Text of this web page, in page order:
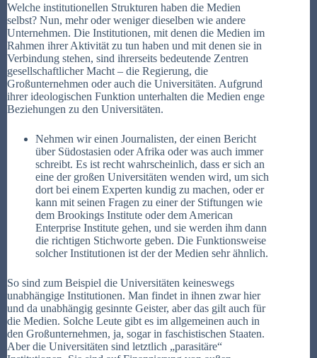
Welche institutionellen Strukturen haben die Medien
selbst? Nun, mehr oder weniger dieselben wie andere
Unternehmen. Die Institutionen, mit denen die Medien im
Rahmen ihrer Aktivität zu tun haben und mit denen sie in
Verbindung stehen, sind ihrerseits bedeutende Zentren
gesellschaftlicher Macht – die Regierung, die
Großunternehmen oder auch die Universitäten. Aufgrund
ihrer ideologischen Funktion unterhalten die Medien enge
Beziehungen zu den Universitäten.
Nehmen wir einen Journalisten, der einen Bericht
über Südostasien oder Afrika oder was auch immer
schreibt. Es ist recht wahrscheinlich, dass er sich an
eine der großen Universitäten wenden wird, um sich
dort bei einem Experten kundig zu machen, oder er
kann mit seinen Fragen zu einer der Stiftungen wie
dem Brookings Institute oder dem American
Enterprise Institute gehen, und sie werden ihm dann
die richtigen Stichworte geben. Die Funktionsweise
solcher Institutionen ist der der Medien sehr ähnlich.
So sind zum Beispiel die Universitäten keineswegs
unabhängige Institutionen. Man findet in ihnen zwar hier
und da unabhängig gesinnte Geister, aber das gilt auch für
die Medien. Solche Leute gibt es im allgemeinen auch in
den Großunternehmen, ja, sogar in faschistischen Staaten.
Aber die Universitäten sind letztlich „parasitäre“